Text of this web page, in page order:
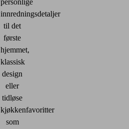
personlige
innredningsdetaljer
til det
første
hjemmet,
klassisk
design
eller
tidløse
kjøkkenfavoritter
som